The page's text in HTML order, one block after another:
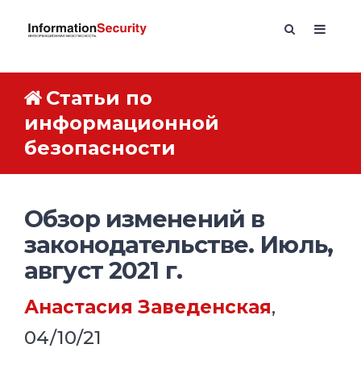
Статьи по
информационной
безопасности
Обзор изменений в
законодательстве. Июль,
август 2021 г.
Анастасия Заведенская,
04/10/21